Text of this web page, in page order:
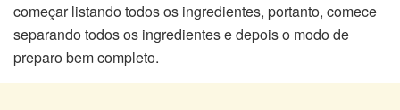
começar listando todos os ingredientes, portanto, comece
separando todos os ingredientes e depois o modo de
preparo bem completo.